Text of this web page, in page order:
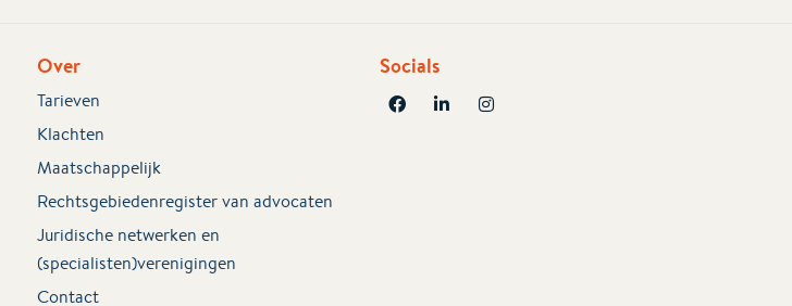
Over
Tarieven
Klachten
Maatschappelijk
Rechtsgebiedenregister van advocaten
Juridische netwerken en
(specialisten)verenigingen
Contact
Socials